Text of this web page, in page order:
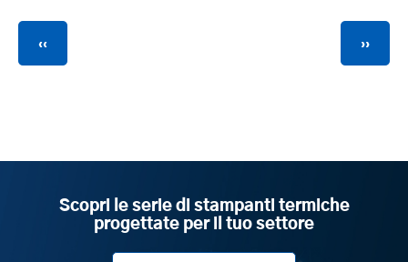
Pagina
precedente
‹‹
Pagina
››
Scopri le serie di stampanti termiche
progettate per il tuo settore